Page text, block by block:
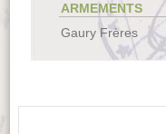
ARMEMENTS
Gaury Frères